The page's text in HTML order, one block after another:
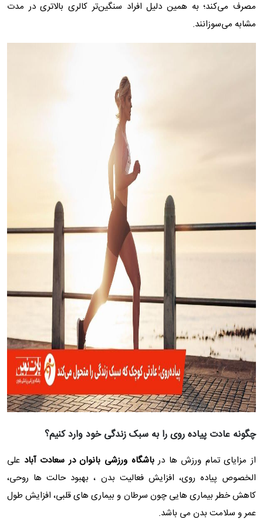
مصرف می‌کند؛ به همین دلیل افراد سنگین‌تر کالری بالاتری در مدت
مشابه می‌سوزانند.
چگونه عادت پیاده روی را به سبک زندگی خود وارد کنیم؟
از مزایای تمام ورزش ها درباشگاه ورزشی بانوان در سعادت آباد علی
الخصوص پیاده روی، افزایش فعالیت بدن ، بهبود حالت ها روحی،
کاهش خطر بیماری هایی چون سرطان و بیماری های قلبی، افزایش طول
عمر و سلامت بدن می باشد.